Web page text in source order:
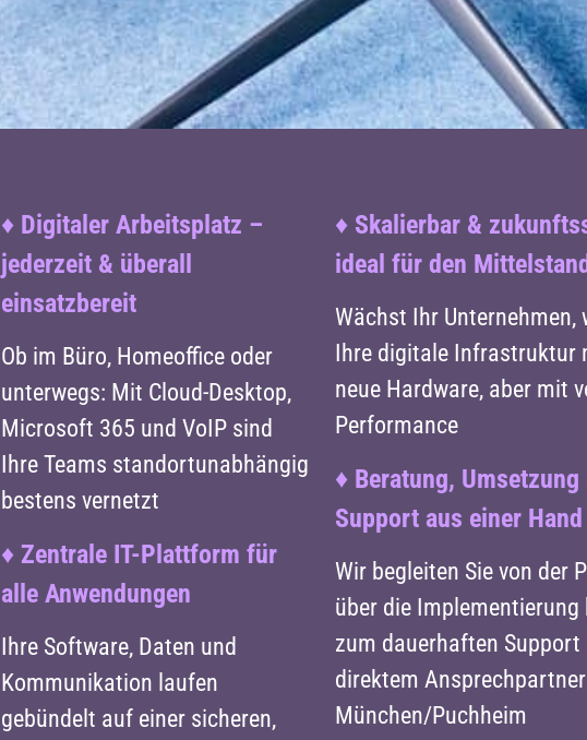
♦ Digitaler Arbeitsplatz –
jederzeit & überall
einsatzbereit
Ob im Büro, Homeoffice oder
unterwegs: Mit Cloud-Desktop,
Microsoft 365 und VoIP sind
Ihre Teams standortunabhängig
bestens vernetzt
♦ Zentrale IT-Plattform für
alle Anwendungen
Ihre Software, Daten und
Kommunikation laufen
gebündelt auf einer sicheren,
♦ Skalierbar &
ideal für den Mittelstand
Wächst Ihr Unternehmen,
Ihre digitale Infrastruktur
neue Hardware, aber mit
Performance
♦ Beratung, Umsetzung
Support aus einer Hand
Wir begleiten Sie von der
über die Implementierung
zum dauerhaften
direktem
München/Puchheim